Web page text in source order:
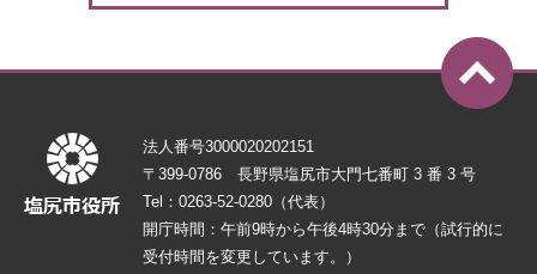
法人番号3000020202151
〒399-0786 長野県塩尻市大門七番町 3 番 3 号
Tel：0263-52-0280（代表）
開庁時間：午前9時から午後4時30分まで（試行的に
受付時間を変更しています。）